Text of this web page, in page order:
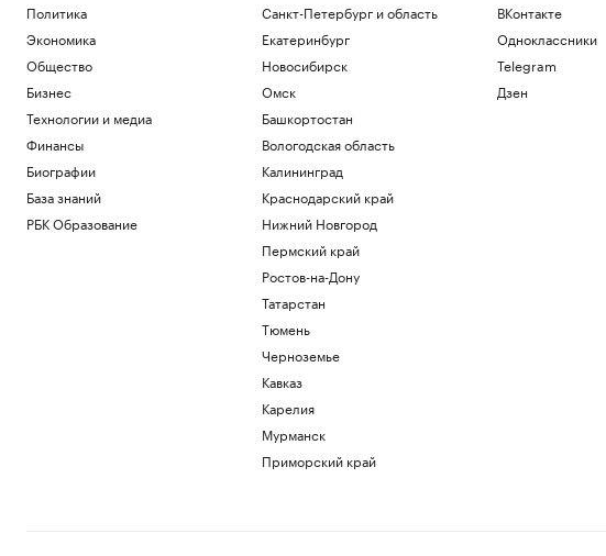
фундамент моста времен Римской
империи. Фото
Общество
В Ялте разминируют безэкипажный
катер, выброшенный на берег
Политика
Российский защитник Мироманов
вернулся из НХЛ и перешел в СКА
Спорт
Загрузить еще
Политика
Экономика
Общество
Бизнес
Технологии и медиа
Финансы
Биографии
База знаний
РБК Образование
Санкт-Петербург и область
Екатеринбург
Новосибирск
Омск
Башкортостан
Вологодская область
Калининград
Краснодарский край
Нижний Новгород
Пермский край
Ростов-на-Дону
Татарстан
Тюмень
Черноземье
Кавказ
Карелия
Мурманск
Приморский край
ВКонтакте
Одноклассники
Telegram
Дзен